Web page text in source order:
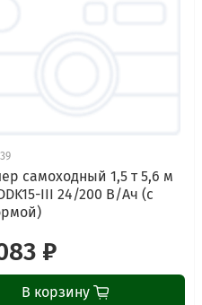
самоходный 1,5 т 5,6 м
III 24/200 В/Ач (с
₽
В корзину